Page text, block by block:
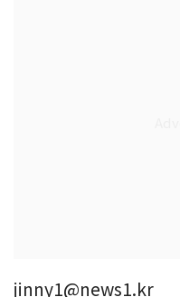
jinny1@news1.kr